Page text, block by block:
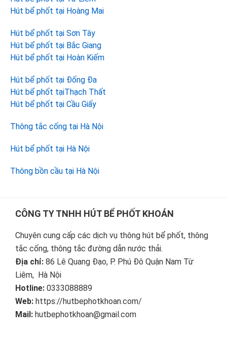
Hút bể phốt tại Hoàng Mai
Hút bể phốt tại Sơn Tây
Hút bể phốt tại Bắc Giang
Hút bể phốt tại Hoàn Kiếm
Hút bể phốt tại Đống Đa
Hút bể phốt tạiThạch Thất
Hút bể phốt tại Cầu Giấy
Thông tắc cống tại Hà Nội
Hút bể phốt tại Hà Nội
Thông bồn cầu tại Hà Nội
Footer
CÔNG TY TNHH HÚT BỂ PHỐT KHOÁN
Chuyên cung cấp các dịch vụ thông hút bể phốt, thông
tắc cống, thông tắc đường dẫn nước thải.
Địa chỉ: 86 Lê Quang Đạo, P. Phú Đô Quận Nam Từ
Liêm, Hà Nội
Hotline: 0333088889
Web: https://hutbephotkhoan.com/
Mail: hutbephotkhoan@gmail.com